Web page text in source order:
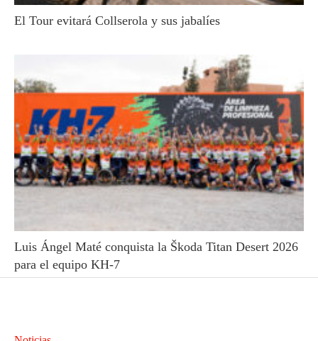
El Tour evitará Collserola y sus jabalíes
Luis Ángel Maté conquista la Škoda Titan Desert 2026
para el equipo KH-7